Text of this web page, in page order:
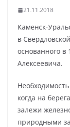
21.11.2018
Каменск-
в
основанного в
Алексеевича.
когда на
залежи
природными